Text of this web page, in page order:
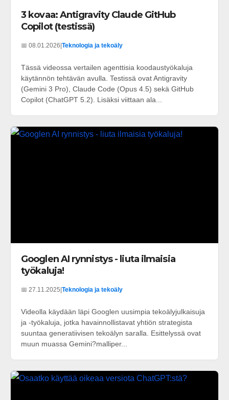
3 kovaa: Antigravity Claude GitHub
Copilot (testissä)
📅 08.01.2026 Teknologia ja tekoäly
Tässä videossa vertailen agenttisia koodaustyökaluja
käytännön tehtävän avulla. Testissä ovat Antigravity
(Gemini 3 Pro), Claude Code (Opus 4.5) sekä GitHub
Copilot (ChatGPT 5.2). Lisäksi viittaan ala...
Googlen AI rynnistys - liuta ilmaisia
työkaluja!
📅 27.11.2025 Teknologia ja tekoäly
Videolla käydään läpi Googlen uusimpia tekoälyjulkaisuja
ja -työkaluja, jotka havainnollistavat yhtiön strategista
suuntaa generatiivisen tekoälyn saralla. Esittelyssä ovat
muun muassa Gemini?malliper...